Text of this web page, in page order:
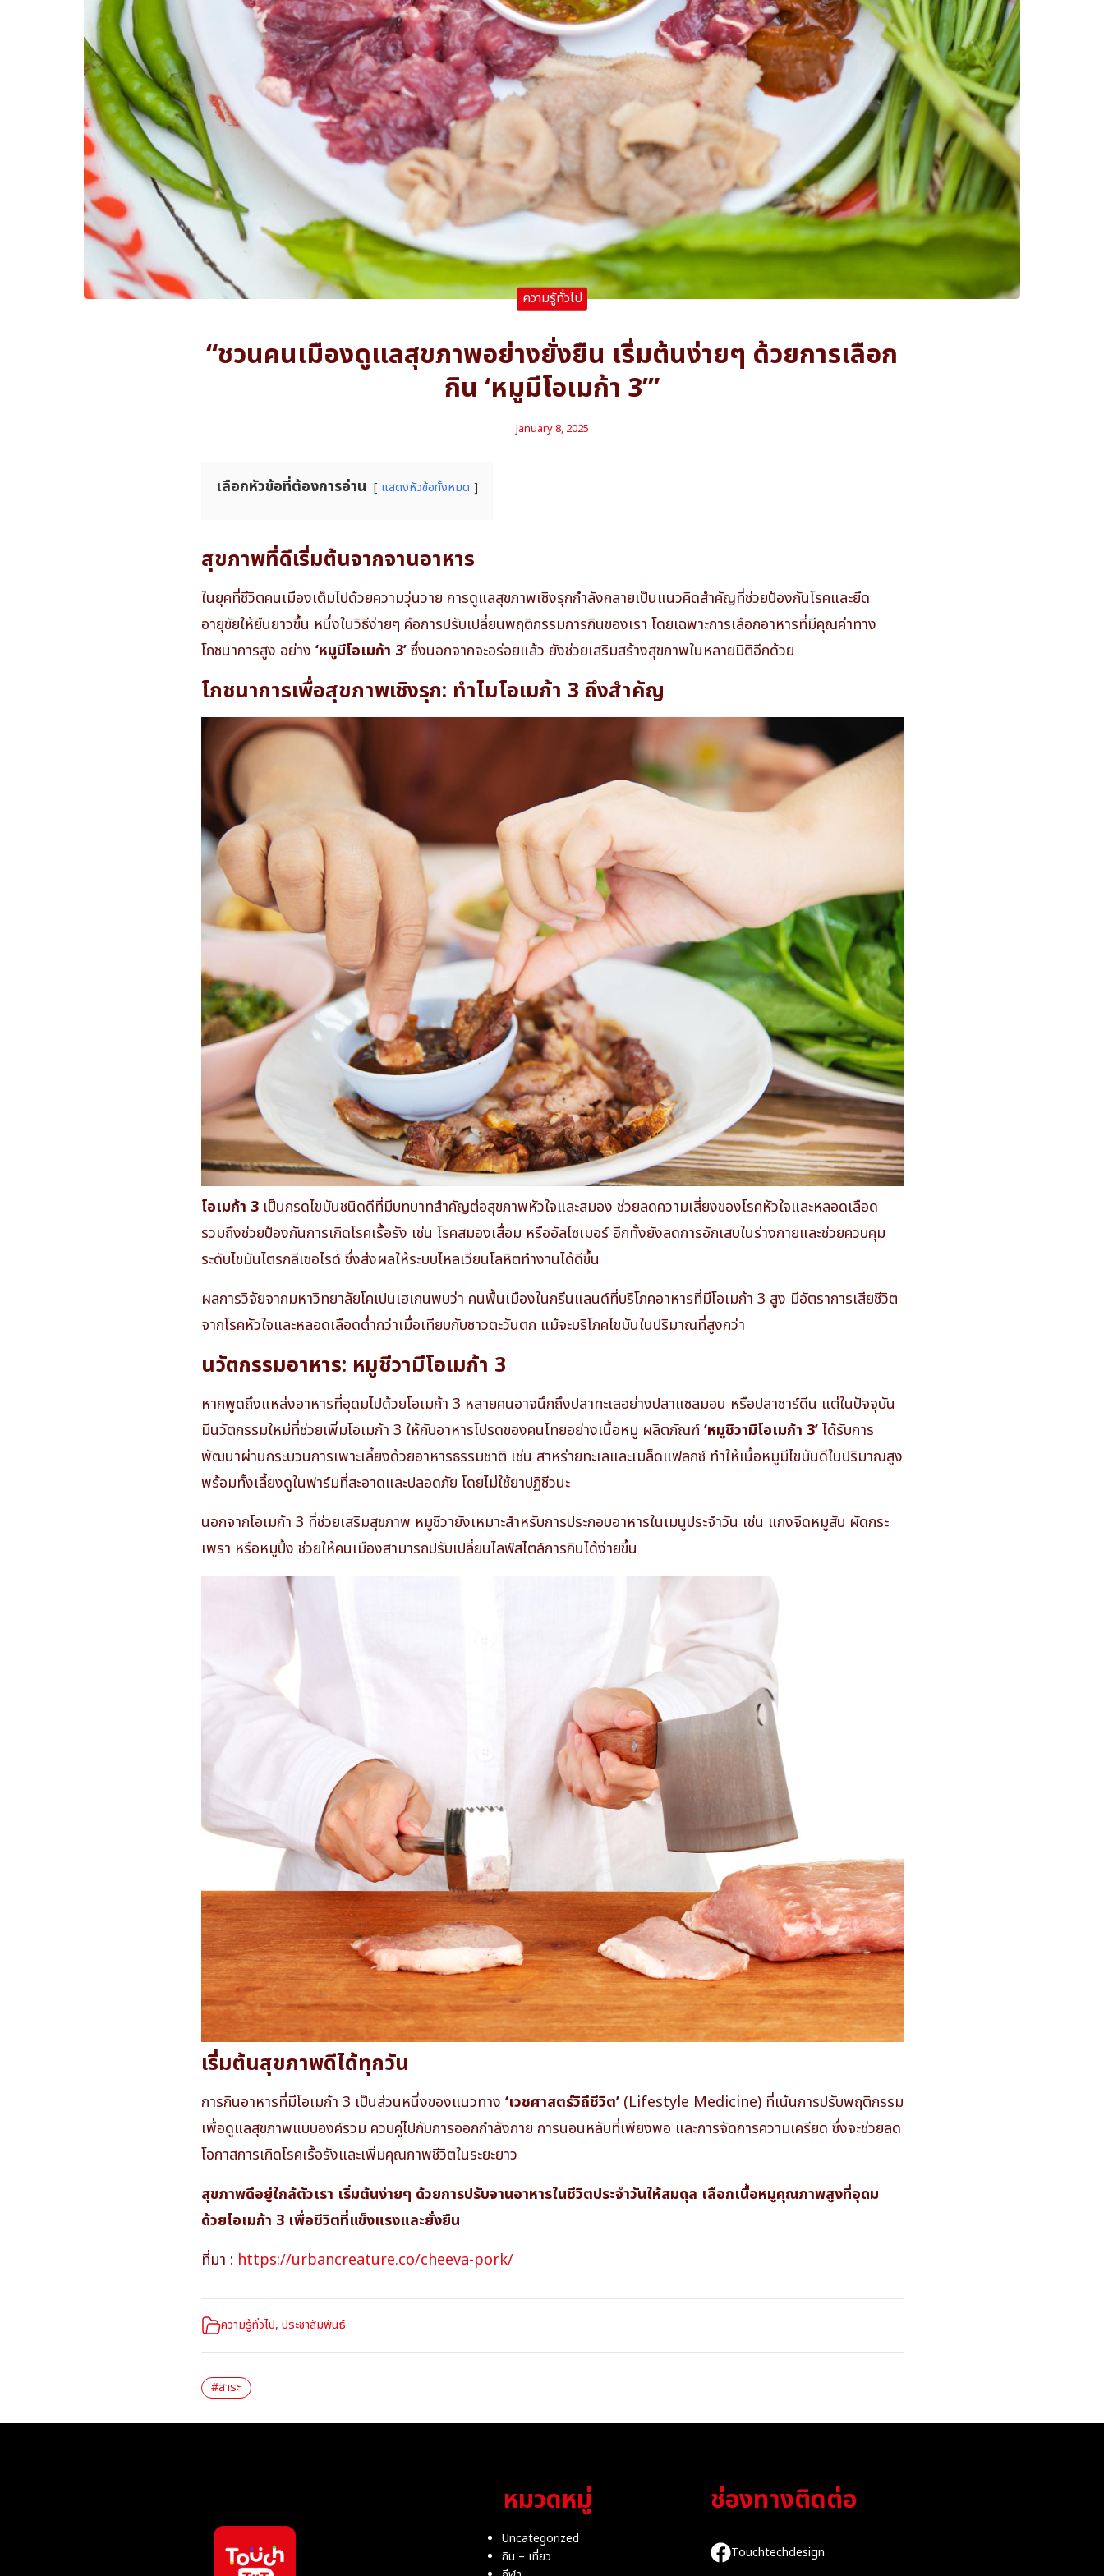
ความรู้ทั่วไป
“ชวนคนเมืองดูแลสุขภาพอย่างยั่งยืน เริ่มต้นง่ายๆ ด้วยการเลือก
กิน ‘หมูมีโอเมก้า 3’”
January 8, 2025
เลือกหัวข้อที่ต้องการอ่าน แสดงหัวข้อทั้งหมด
สุขภาพที่ดีเริ่มต้นจากจานอาหาร
ในยุคที่ชีวิตคนเมืองเต็มไปด้วยความวุ่นวาย การดูแลสุขภาพเชิงรุกกำลังกลายเป็นแนวคิดสำคัญที่ช่วยป้องกันโรคและยืด
อายุขัยให้ยืนยาวขึ้น หนึ่งในวิธีง่ายๆ คือการปรับเปลี่ยนพฤติกรรมการกินของเรา โดยเฉพาะการเลือกอาหารที่มีคุณค่าทาง
โภชนาการสูง อย่าง ‘หมูมีโอเมก้า 3’ซึ่งนอกจากจะอร่อยแล้ว ยังช่วยเสริมสร้างสุขภาพในหลายมิติอีกด้วย
โภชนาการเพื่อสุขภาพเชิงรุก: ทำไมโอเมก้า 3 ถึงสำคัญ
โอเมก้า 3เป็นกรดไขมันชนิดดีที่มีบทบาทสำคัญต่อสุขภาพหัวใจและสมอง ช่วยลดความเสี่ยงของโรคหัวใจและหลอดเลือด
รวมถึงช่วยป้องกันการเกิดโรคเรื้อรัง เช่น โรคสมองเสื่อม หรืออัลไซเมอร์ อีกทั้งยังลดการอักเสบในร่างกายและช่วยควบคุม
ระดับไขมันไตรกลีเซอไรด์ ซึ่งส่งผลให้ระบบไหลเวียนโลหิตทำงานได้ดีขึ้น
ผลการวิจัยจากมหาวิทยาลัยโคเปนเฮเกนพบว่า คนพื้นเมืองในกรีนแลนด์ที่บริโภคอาหารที่มีโอเมก้า 3 สูง มีอัตราการเสียชีวิต
จากโรคหัวใจและหลอดเลือดต่ำกว่าเมื่อเทียบกับชาวตะวันตก แม้จะบริโภคไขมันในปริมาณที่สูงกว่า
นวัตกรรมอาหาร: หมูชีวามีโอเมก้า 3
หากพูดถึงแหล่งอาหารที่อุดมไปด้วยโอเมก้า 3 หลายคนอาจนึกถึงปลาทะเลอย่างปลาแซลมอน หรือปลาซาร์ดีน แต่ในปัจจุบัน
มีนวัตกรรมใหม่ที่ช่วยเพิ่มโอเมก้า 3 ให้กับอาหารโปรดของคนไทยอย่างเนื้อหมู ผลิตภัณฑ์‘หมูชีวามีโอเมก้า 3’ได้รับการ
พัฒนาผ่านกระบวนการเพาะเลี้ยงด้วยอาหารธรรมชาติ เช่น สาหร่ายทะเลและเมล็ดแฟลกซ์ ทำให้เนื้อหมูมีไขมันดีในปริมาณสูง
พร้อมทั้งเลี้ยงดูในฟาร์มที่สะอาดและปลอดภัย โดยไม่ใช้ยาปฏิชีวนะ
นอกจากโอเมก้า 3 ที่ช่วยเสริมสุขภาพ หมูชีวายังเหมาะสำหรับการประกอบอาหารในเมนูประจำวัน เช่น แกงจืดหมูสับ ผัดกระ
เพรา หรือหมูปิ้ง ช่วยให้คนเมืองสามารถปรับเปลี่ยนไลฟ์สไตล์การกินได้ง่ายขึ้น
เริ่มต้นสุขภาพดีได้ทุกวัน
การกินอาหารที่มีโอเมก้า 3 เป็นส่วนหนึ่งของแนวทาง ‘เวชศาสตร์วิถีชีวิต’(Lifestyle Medicine) ที่เน้นการปรับพฤติกรรม
เพื่อดูแลสุขภาพแบบองค์รวม ควบคู่ไปกับการออกกำลังกาย การนอนหลับที่เพียงพอ และการจัดการความเครียด ซึ่งจะช่วยลด
โอกาสการเกิดโรคเรื้อรังและเพิ่มคุณภาพชีวิตในระยะยาว
สุขภาพดีอยู่ใกล้ตัวเรา เริ่มต้นง่ายๆ ด้วยการปรับจานอาหารในชีวิตประจำวันให้สมดุล เลือกเนื้อหมูคุณภาพสูงที่อุดม
ด้วยโอเมก้า 3 เพื่อชีวิตที่แข็งแรงและยั่งยืน
ที่มา : https://urbancreature.co/cheeva-pork/
ความรู้ทั่วไป, ประชาสัมพันธ์
#สาระ
หมวดหมู่
Uncategorized
กิน – เที่ยว
ช่องทางติดต่อ
Touchtechdesign